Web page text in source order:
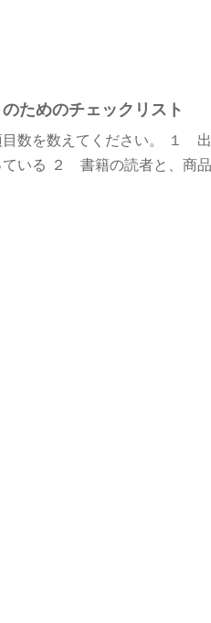
ためのチェックリスト
数を数えてください。 １
いる ２ 書籍の読者と、